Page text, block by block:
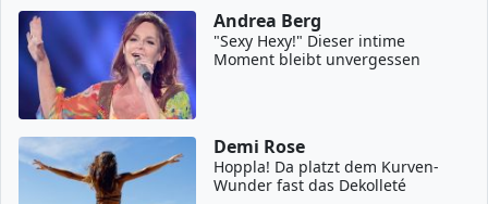
Andrea Berg
"Sexy Hexy!" Dieser intime
Moment bleibt unvergessen
Demi Rose
Hoppla! Da platzt dem Kurven-
Wunder fast das Dekolleté